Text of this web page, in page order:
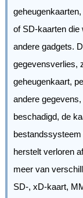
of SD-kaarten die
andere gadgets.
gegevensverlies,
geheugenkaart,
andere
beschadigd, de
herstelt verloren
meer van
SD-, xD-kaart,